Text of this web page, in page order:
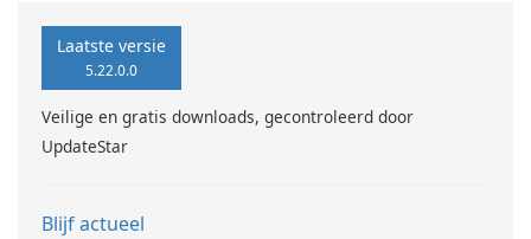
Laatste versie
5.22.0.0
Veilige en gratis downloads, gecontroleerd door
UpdateStar
Blijf actueel